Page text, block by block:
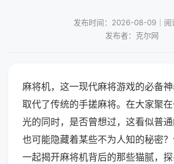
发布时间：2026-08-09｜阅
发布者：克尔网
麻将机，这一现代麻将游戏的必备
取代了传统的手搓麻将。在大家聚
光的同时，是否曾想过，这看似普
也可能隐藏着某些不为人知的秘密
一起揭开麻将机背后的那些猫腻，